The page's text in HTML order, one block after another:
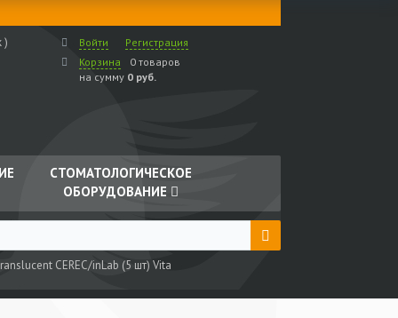
) Войти
Регистрация
Корзина
0 товаров
на сумму 0 руб.
СТОМАТОЛОГИЧЕСКОЕ
ОБОРУДОВАНИЕ
CEREC/inLab (5 шт) Vita